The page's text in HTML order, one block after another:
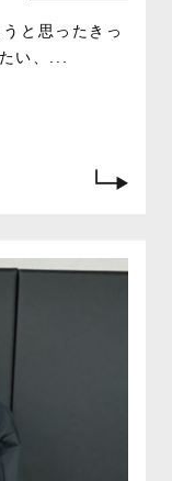
と思ったきっ
い、...